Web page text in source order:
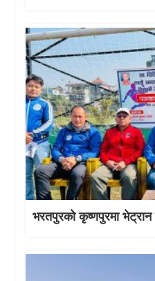
भरतपुरको कृष्णपुरमा